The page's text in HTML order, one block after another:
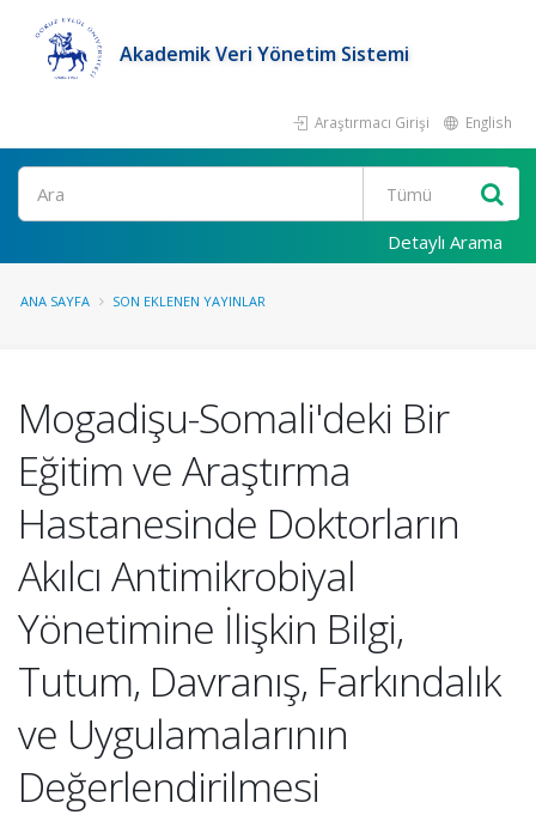
Akademik Veri Yönetim Sistemi
Araştırmacı Girişi English
Ara
Detaylı Arama
ANA SAYFA SON EKLENEN YAYINLAR
Mogadişu-Somali'deki Bir
Eğitim ve Araştırma
Hastanesinde Doktorların
Akılcı Antimikrobiyal
Yönetimine İlişkin Bilgi,
Tutum, Davranış, Farkındalık
ve Uygulamalarının
Değerlendirilmesi